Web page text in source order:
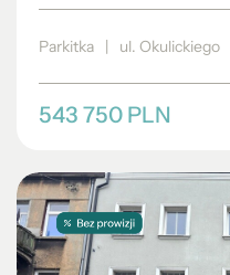
Parkitka | ul. Okulickiego
543 750 PLN